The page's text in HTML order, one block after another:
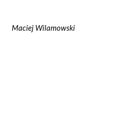
Maciej Wilamowski